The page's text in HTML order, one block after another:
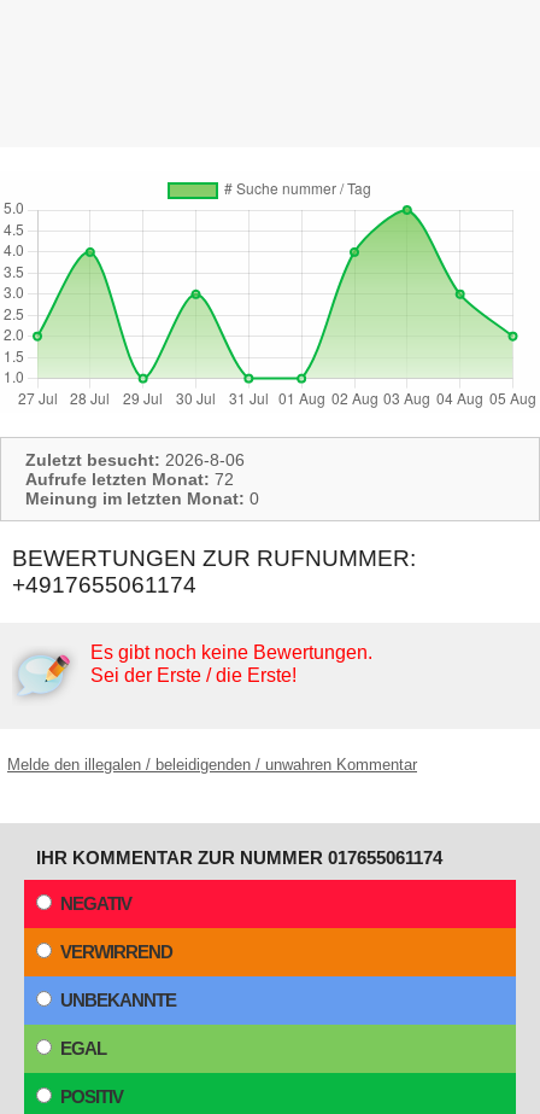
Zuletzt besucht: 2026-8-06
Aufrufe letzten Monat: 72
Meinung im letzten Monat: 0
BEWERTUNGEN ZUR RUFNUMMER:
+4917655061174
Es gibt noch keine Bewertungen.
Sei der Erste / die Erste!
Melde den illegalen / beleidigenden / unwahren Kommentar
IHR KOMMENTAR ZUR NUMMER 017655061174
NEGATIV
VERWIRREND
UNBEKANNTE
EGAL
POSITIV